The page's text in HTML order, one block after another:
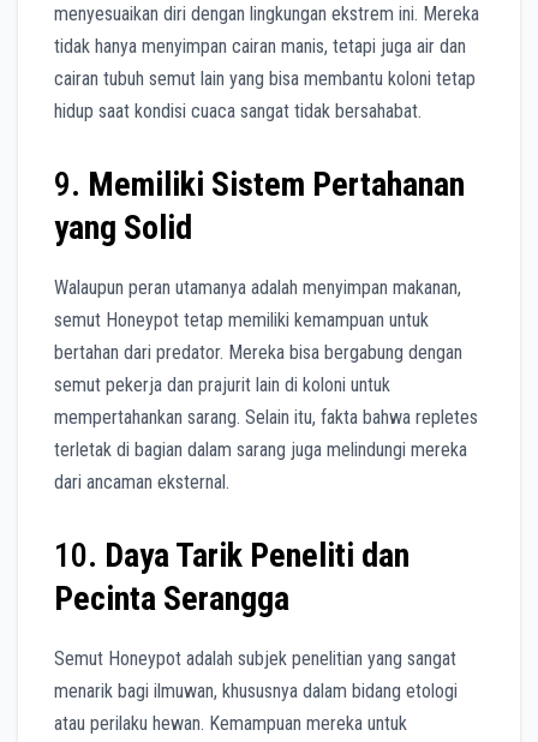
menyesuaikan diri dengan lingkungan ekstrem ini. Mereka
tidak hanya menyimpan cairan manis, tetapi juga air dan
cairan tubuh semut lain yang bisa membantu koloni tetap
hidup saat kondisi cuaca sangat tidak bersahabat.
9. Memiliki Sistem Pertahanan
yang Solid
Walaupun peran utamanya adalah menyimpan makanan,
semut Honeypot tetap memiliki kemampuan untuk
bertahan dari predator. Mereka bisa bergabung dengan
semut pekerja dan prajurit lain di koloni untuk
mempertahankan sarang. Selain itu, fakta bahwa repletes
terletak di bagian dalam sarang juga melindungi mereka
dari ancaman eksternal.
10. Daya Tarik Peneliti dan
Pecinta Serangga
Semut Honeypot adalah subjek penelitian yang sangat
menarik bagi ilmuwan, khususnya dalam bidang etologi
atau perilaku hewan. Kemampuan mereka untuk